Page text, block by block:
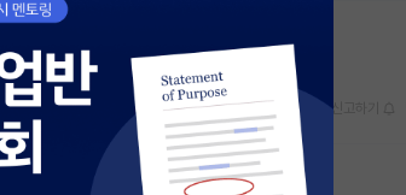
스크랩 신고하기